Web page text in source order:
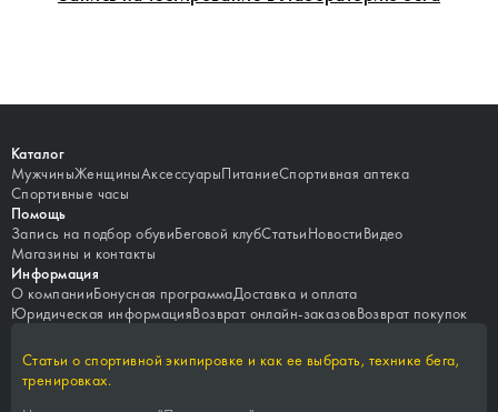
Каталог
МужчиныЖенщиныАксессуарыПитаниеСпортивная аптека
Спортивные часы
Помощь
Запись на подбор обувиБеговой клубСтатьиНовостиВидео
Магазины и контакты
Информация
О компанииБонусная программаДоставка и оплата
Юридическая информацияВозврат онлайн-заказовВозврат покупок
Статьи о спортивной экипировке и как ее выбрать, технике бега,
тренировках.